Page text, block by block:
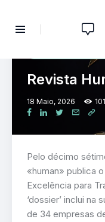
HUMAN
Revista
18 Maio, 2026
Pelo décimo
«human» publica
Excelência para
‘dossier’ inclui na
de 34 empresas